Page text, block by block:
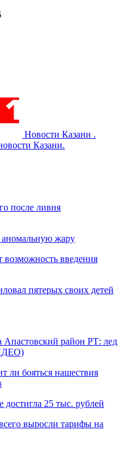
Новости Казани .
Казани.
после ливня
аномальную жару
возможность введения
пятерых своих детей
район РТ: лед
ли бояться нашествия
достигла 25 тыс. рублей
выросли тарифы на